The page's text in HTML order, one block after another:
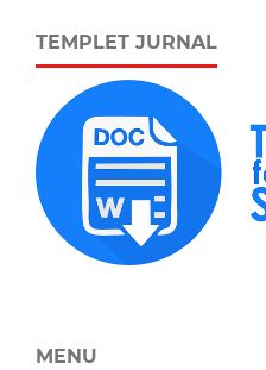
TEMPLET JURNAL
MENU